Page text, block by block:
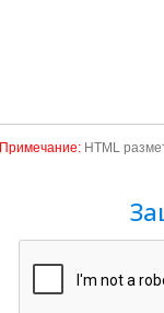
Примечание:HTML